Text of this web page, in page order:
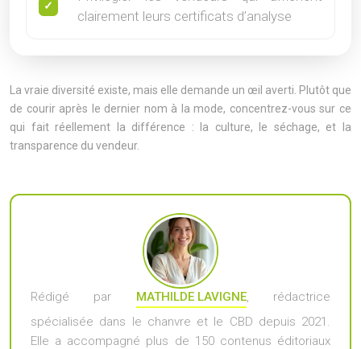
clairement leurs certificats d’analyse
La vraie diversité existe, mais elle demande un œil averti. Plutôt que
de courir après le dernier nom à la mode, concentrez-vous sur ce
qui fait réellement la différence : la culture, le séchage, et la
transparence du vendeur.
Rédigé par MATHILDE LAVIGNE, rédactrice
spécialisée dans le chanvre et le CBD depuis 2021.
Elle a accompagné plus de 150 contenus éditoriaux